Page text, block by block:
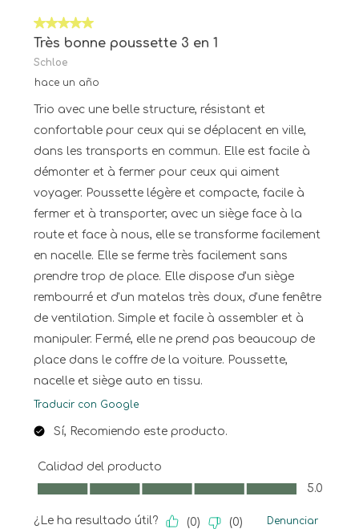
5 de 5 estrellas.
Très bonne poussette 3 en 1
Schloe
hace un año
Trio avec une belle structure, résistant et
confortable pour ceux qui se déplacent en ville,
dans les transports en commun. Elle est facile à
démonter et à fermer pour ceux qui aiment
voyager. Poussette légère et compacte, facile à
fermer et à transporter, avec un siège face à la
route et face à nous, elle se transforme facilement
en nacelle. Elle se ferme très facilement sans
prendre trop de place. Elle dispose d'un siège
rembourré et d'un matelas très doux, d'une fenêtre
de ventilation. Simple et facile à assembler et à
manipuler. Fermé, elle ne prend pas beaucoup de
place dans le coffre de la voiture. Poussette,
nacelle et siège auto en tissu.
Traducir con Google
Sí, Recomiendo este producto.
Calidad del producto
Calidad del producto, 5.0 de 5
5.0
¿Le ha resultado útil? (0) (0) Denunciar